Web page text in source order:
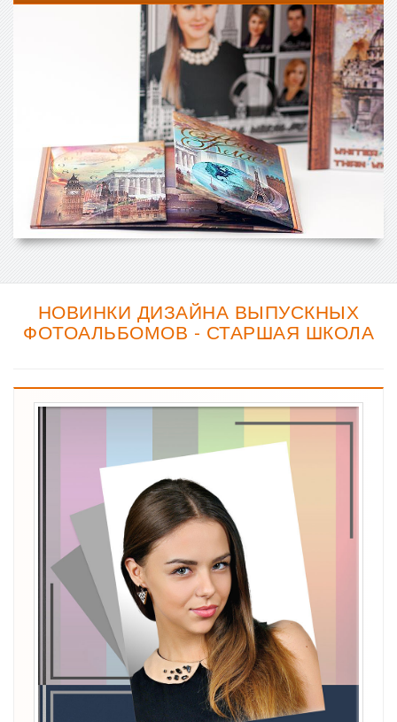
НОВИНКИ ДИЗАЙНА ВЫПУСКНЫХ
ФОТОАЛЬБОМОВ - СТАРШАЯ ШКОЛА